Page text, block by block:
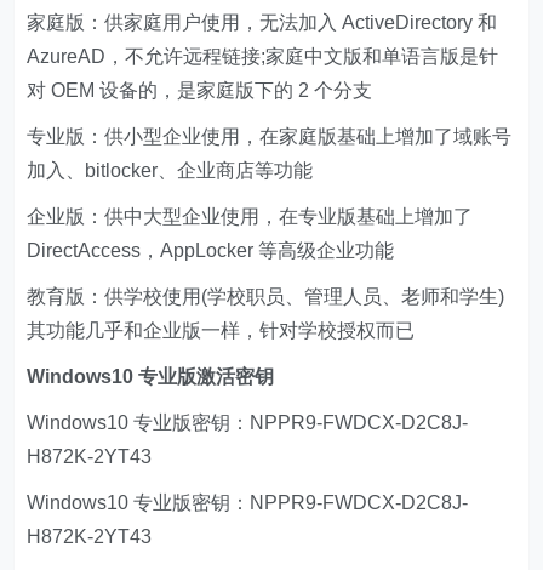
家庭版：供家庭用户使用，无法加入 ActiveDirectory 和
AzureAD，不允许远程链接;家庭中文版和单语言版是针
对 OEM 设备的，是家庭版下的 2 个分支
专业版：供小型企业使用，在家庭版基础上增加了域账号
加入、bitlocker、企业商店等功能
企业版：供中大型企业使用，在专业版基础上增加了
DirectAccess，AppLocker 等高级企业功能
教育版：供学校使用(学校职员、管理人员、老师和学生)
其功能几乎和企业版一样，针对学校授权而已
Windows10 专业版激活密钥
Windows10 专业版密钥：NPPR9-FWDCX-D2C8J-
H872K-2YT43
Windows10 专业版密钥：NPPR9-FWDCX-D2C8J-
H872K-2YT43